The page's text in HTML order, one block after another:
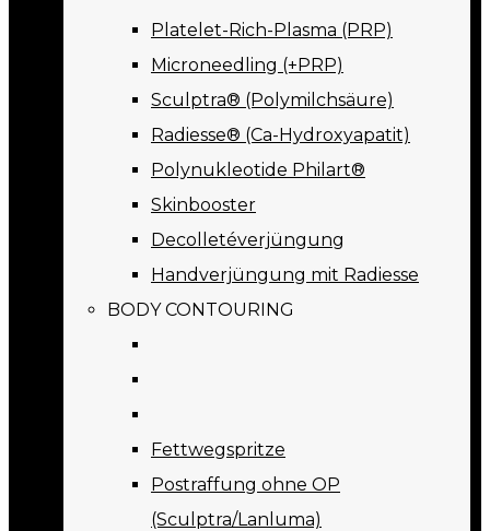
Platelet-Rich-Plasma (PRP)
Microneedling (+PRP)
Sculptra® (Polymilchsäure)
Radiesse® (Ca-Hydroxyapatit)
Polynukleotide Philart®
Skinbooster
Decolletéverjüngung
Handverjüngung mit Radiesse
BODY CONTOURING
Fettwegspritze
Postraffung ohne OP
(Sculptra/Lanluma)